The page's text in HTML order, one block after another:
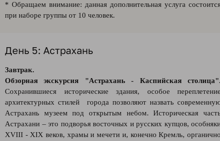
* Обращаем внимание: данная дополнительная услуга
при наборе группы от 10 человек.
День 5: Астрахань
Завтрак.
Обзорная экскурсия "Астрахань - Каспийская
Сохранившиеся исторические здания, особое
архитектурных стилей города позволяют назвать
Астрахань музеем под открытым небом. Историческая
Астрахани – это подворья восточных и русских купцов,
XVIII - XIX веков, храмы и мечети и, конечно Кремль,